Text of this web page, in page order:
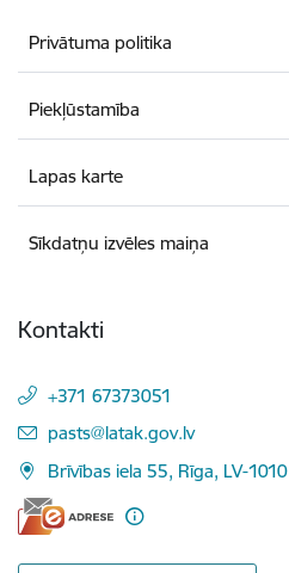
Privātuma politika
Piekļūstamība
Lapas karte
Sīkdatņu izvēles maiņa
Kontakti
+371 67373051
E-pasts:
pasts@latak.gov.lv
Brīvības iela 55, Rīga, LV-1010